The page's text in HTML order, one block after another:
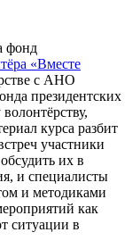
фонд
«Вместе
с АНО
президентских
курса разбит
участники
их в
и специалисты
и методиками
как
ситуации в